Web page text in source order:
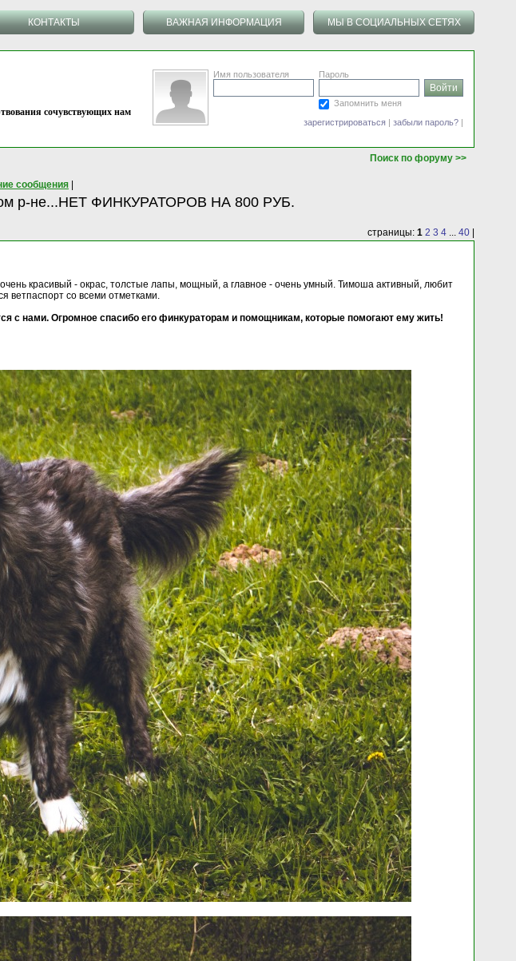
КОНТАКТЫ ВАЖНАЯ ИНФОРМАЦИЯ МЫ В СОЦИАЛЬНЫХ СЕТЯХ
сочувствующих нам
Имя пользователя Пароль
Запомнить меня
зарегистрироваться | забыли пароль? |
Поиск по форуму >>
сообщения
р-не...НЕТ ФИНКУРАТОРОВ НА 800 РУБ.
страницы: 1 2 3 4 ... 40
красивый - окрас, толстые лапы, мощный, а главное - очень умный. Тимоша активный, любит
ветпаспорт со всеми отметками.
с нами. Огромное спасибо его финкураторам и помощникам, которые помогают ему жить!